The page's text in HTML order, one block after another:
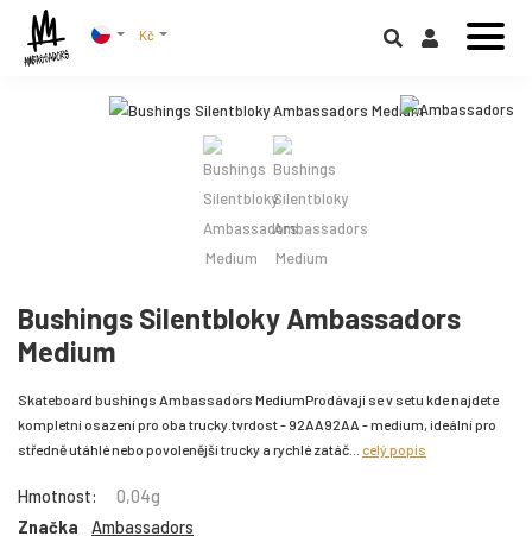
Kč
Bushings Silentbloky Ambassadors
Medium
Skateboard bushings Ambassadors MediumProdávají se v setu kde najdete
kompletní osazení pro oba trucky.tvrdost - 92AA92AA - medium, ideální pro
středně utáhlé nebo povolenější trucky a rychlé zatáč... celý popis
Hmotnost:
0,04g
Značka
Ambassadors